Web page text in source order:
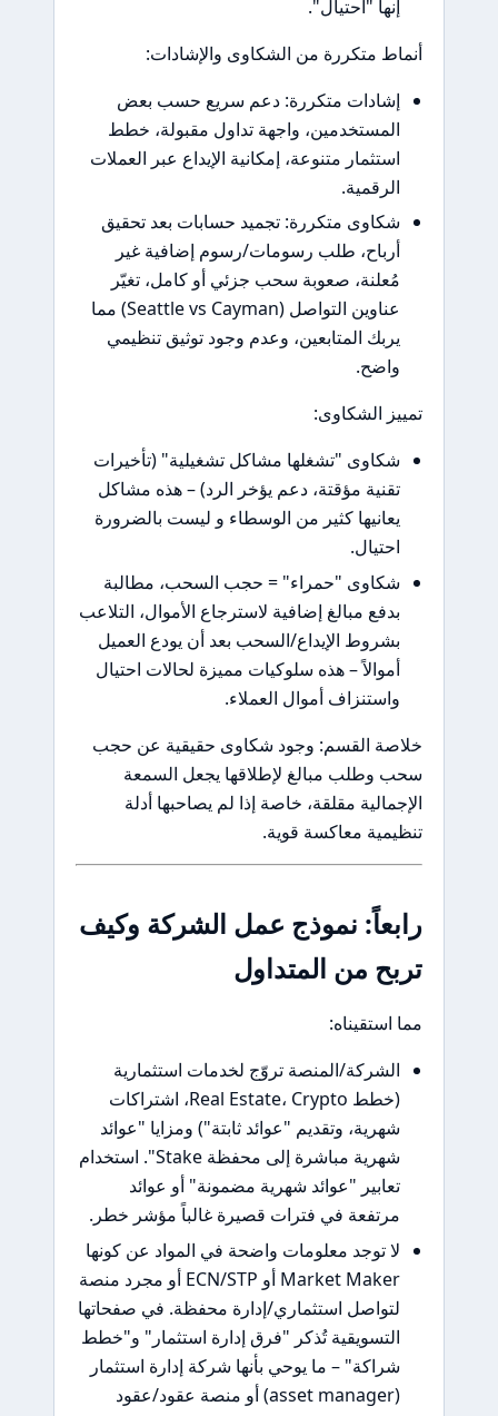
متكررة من الشكاوى والإشادات:
متكررة: دعم سريع حسب بعض
واجهة تداول مقبولة، خطط
متنوعة، إمكانية الإيداع عبر العملات
متكررة: تجميد حسابات بعد تحقيق
طلب رسومات/رسوم إضافية غير
صعوبة سحب جزئي أو كامل، تغيّر
عناوين التواصل (Seattle vs Cayman) مما
المتابعين، وعدم وجود توثيق تنظيمي
الشكاوى:
"تشغلها مشاكل تشغيلية" (تأخيرات
مؤقتة، دعم يؤخر الرد) – هذه مشاكل
كثير من الوسطاء و ليست بالضرورة
"حمراء" = حجب السحب، مطالبة
مبالغ إضافية لاسترجاع الأموال، التلاعب
الإيداع/السحب بعد أن يودع العميل
– هذه سلوكيات مميزة لحالات احتيال
أموال العملاء.
القسم: وجود شكاوى حقيقية عن حجب
وطلب مبالغ لإطلاقها يجعل السمعة
مقلقة، خاصة إذا لم يصاحبها أدلة
معاكسة قوية.
نموذج عمل الشركة وكيف
من المتداول
المنصة تروّج لخدمات استثمارية
(خطط Real Estate، Crypto، اشتراكات
وتقديم "عوائد ثابتة") ومزايا "عوائد
شهرية مباشرة إلى محفظة Stake". استخدام
"عوائد شهرية مضمونة" أو عوائد
في فترات قصيرة غالباً مؤشر خطر.
توجد معلومات واضحة في المواد عن كونها
Market Maker أو ECN/STP أو مجرد منصة
استثماري/إدارة محفظة. في صفحاتها
تُذكر "فرق إدارة استثمار" و"خطط
– ما يوحي بأنها شركة إدارة استثمار
(asset manager) أو منصة عقود/عقود